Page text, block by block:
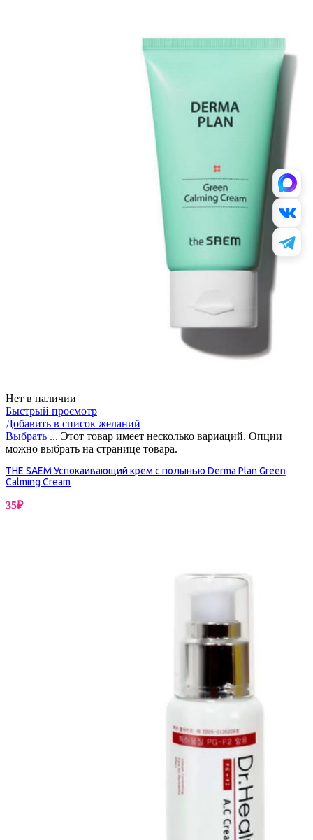
Нет в наличии
Быстрый просмотр
Добавить в список желаний
Выбрать ... Этот товар имеет несколько вариаций. Опции
можно выбрать на странице товара.
THE SAEM Успокаивающий крем с полынью Derma Plan Green
Calming Cream
35₽